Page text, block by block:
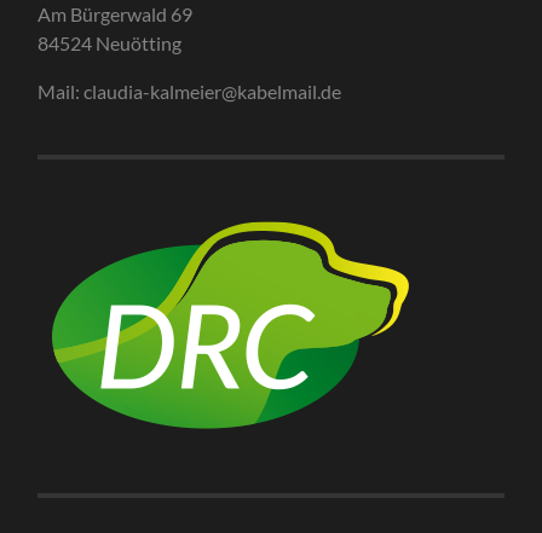
Am Bürgerwald 69
84524 Neuötting
Mail: claudia-kalmeier@kabelmail.de